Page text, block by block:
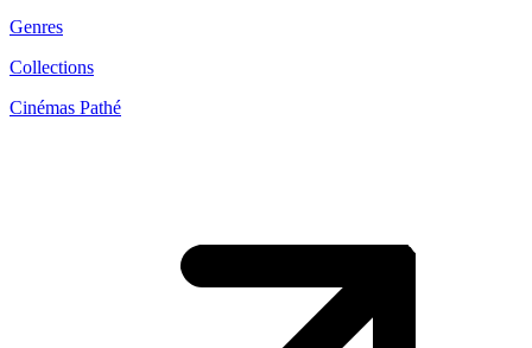
Genres
Collections
Cinémas Pathé